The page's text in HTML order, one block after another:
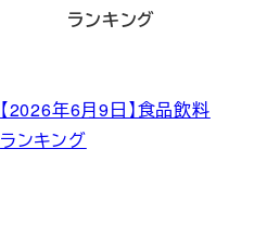
ランキング
【2026年6月9日】食品飲料
ランキング